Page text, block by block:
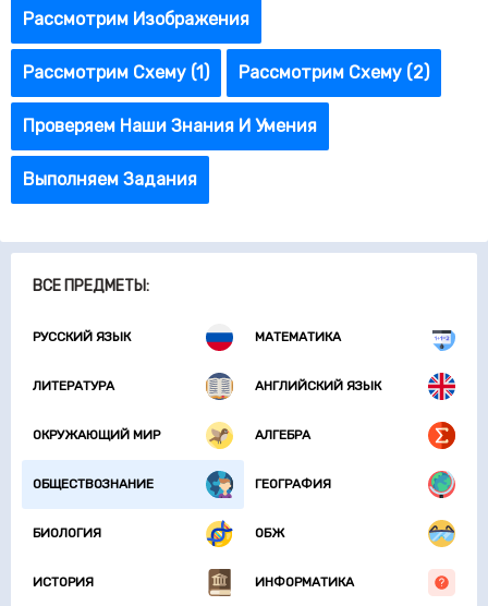
ВСЕ ПРЕДМЕТЫ:
РУССКИЙ ЯЗЫК МАТЕМАТИКА
ЛИТЕРАТУРА АНГЛИЙСКИЙ ЯЗЫК
ОКРУЖАЮЩИЙ МИР АЛГЕБРА
ОБЩЕСТВОЗНАНИЕ ГЕОГРАФИЯ
БИОЛОГИЯ ОБЖ
ИСТОРИЯ ИНФОРМАТИКА
Рассмотрим Изображения
Рассмотрим Схему (1) Рассмотрим Схему (2)
Проверяем Наши Знания И Умения
Выполняем Задания